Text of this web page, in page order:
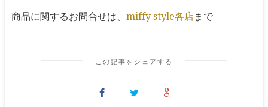
商品に関するお問合せは、 miffy style各店まで
この記事をシェアする